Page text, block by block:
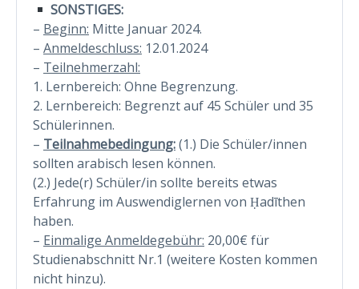
SONSTIGES:
– Beginn: Mitte Januar 2024.
– Anmeldeschluss: 12.01.2024
– Teilnehmerzahl:
1. Lernbereich: Ohne Begrenzung.
2. Lernbereich: Begrenzt auf 45 Schüler und 35
Schülerinnen.
– Teilnahmebedingung:(1.) Die Schüler/innen
sollten arabisch lesen können.
(2.) Jede(r) Schüler/in sollte bereits etwas
Erfahrung im Auswendiglernen von Ḥadīthen
haben.
– Einmalige Anmeldegebühr: 20,00€ für
Studienabschnitt Nr.1 (weitere Kosten kommen
nicht hinzu).